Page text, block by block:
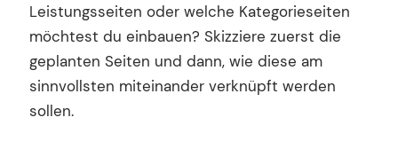
Leistungsseiten oder welche Kategorieseiten
möchtest du einbauen? Skizziere zuerst die
geplanten Seiten und dann, wie diese am
sinnvollsten miteinander verknüpft werden
sollen.